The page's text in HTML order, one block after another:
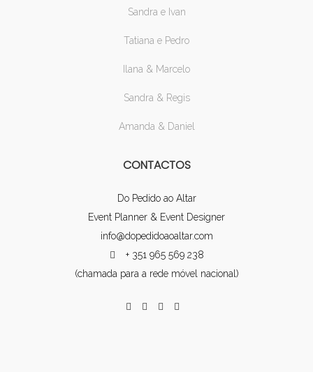
Sandra e Ivan
Tatiana e Pedro
Ilana & Marcelo
Sandra & Regis
Amanda & Daniel
CONTACTOS
Do Pedido ao Altar
Event Planner & Event Designer
info@dopedidoaoaltar.com
+ 351 965 569 238
(chamada para a rede móvel nacional)